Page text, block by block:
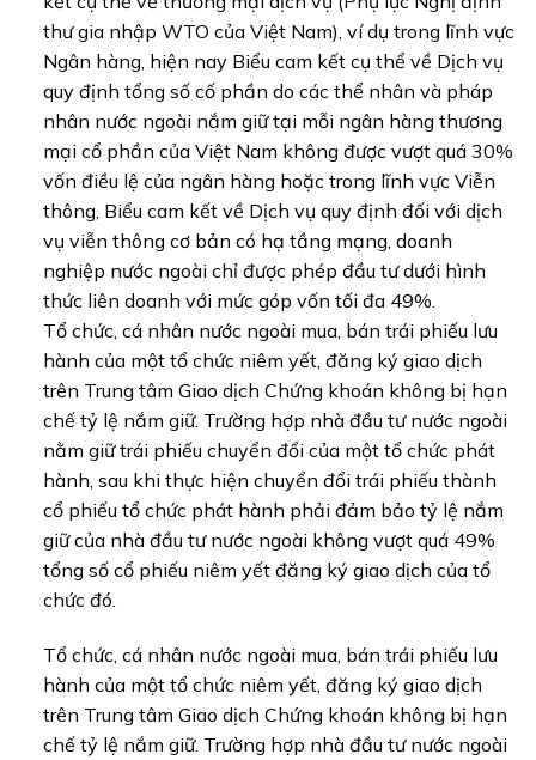
thư gia nhập WTO của Việt Nam), ví dụ trong lĩnh vực
Ngân hàng, hiện nay Biểu cam kết cụ thể về Dịch vụ
quy định tổng số cố phần do các thể nhân và pháp
nhân nước ngoài nắm giữ tại mỗi ngân hàng thương
mại cổ phần của Việt Nam không được vượt quá 30%
vốn điều lệ của ngân hàng hoặc trong lĩnh vực Viễn
thông, Biểu cam kết về Dịch vụ quy định đối với dịch
vụ viễn thông cơ bản có hạ tầng mạng, doanh
nghiệp nước ngoài chỉ được phép đầu tư dưới hình
thức liên doanh với mức góp vốn tối đa 49%.
Tổ chức, cá nhân nước ngoài mua, bán trái phiếu lưu
hành của một tổ chức niêm yết, đăng ký giao dịch
trên Trung tâm Giao dịch Chứng khoán không bị hạn
chế tỷ lệ nắm giữ. Trường hợp nhà đầu tư nước ngoài
nằm giữ trái phiếu chuyển đổi của một tổ chức phát
hành, sau khi thực hiện chuyển đổi trái phiếu thành
cổ phiếu tổ chức phát hành phải đảm bảo tỷ lệ nắm
giữ của nhà đầu tư nước ngoài không vượt quá 49%
tổng số cổ phiếu niêm yết đăng ký giao dịch của tổ
chức đó.
Tổ chức, cá nhân nước ngoài mua, bán trái phiếu lưu
hành của một tổ chức niêm yết, đăng ký giao dịch
trên Trung tâm Giao dịch Chứng khoán không bị hạn
chế tỷ lệ nắm giữ. Trường hợp nhà đầu tư nước ngoài